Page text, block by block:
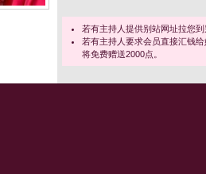
若有主持人提供别站网址拉您
若有主持人要求会员直接汇钱
将免费赠送2000点。